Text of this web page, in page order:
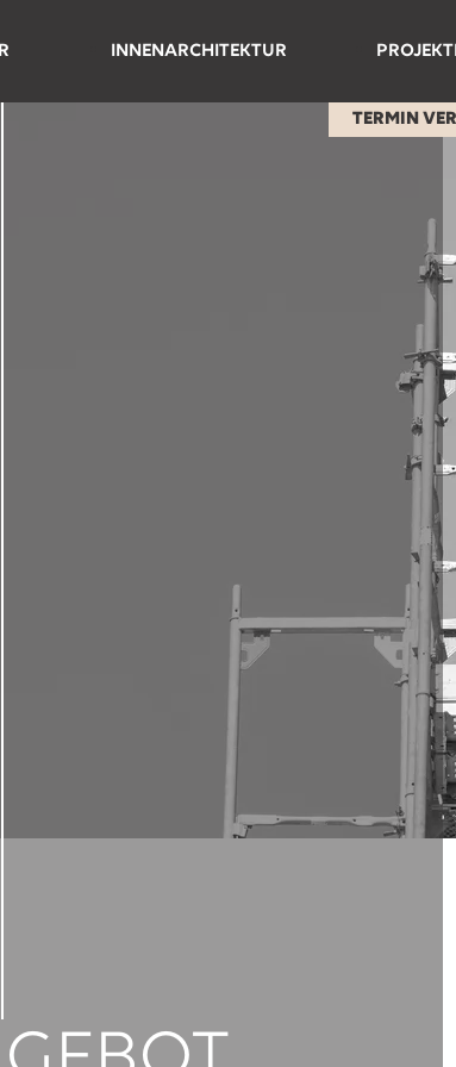
INNENARCHITEKTUR
Referenzen
TERMIN